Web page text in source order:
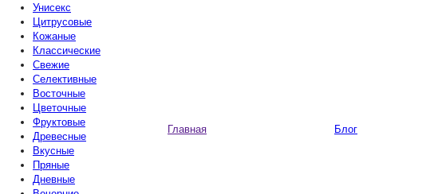
Унисекс
Цитрусовые
Кожаные
Классические
Свежие
Селективные
Восточные
Цветочные
Фруктовые
Древесные
Вкусные
Пряные
Дневные
Главная Блог